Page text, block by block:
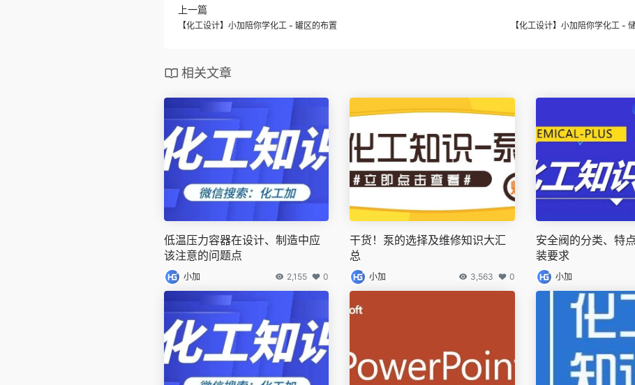
上一篇
【化工设计】小加陪你学化工 - 罐区的布置 【化工设计】小加陪你学化工 -
相关文章
低温压力容器在设计、制造中应
该注意的问题点
小加 2,155 0
干货！泵的选择及维修知识大汇
总
小加 3,563 0
安全阀的分类、特
装要求
小加